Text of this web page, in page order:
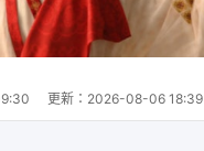
更新： 2026-08-06 18:39